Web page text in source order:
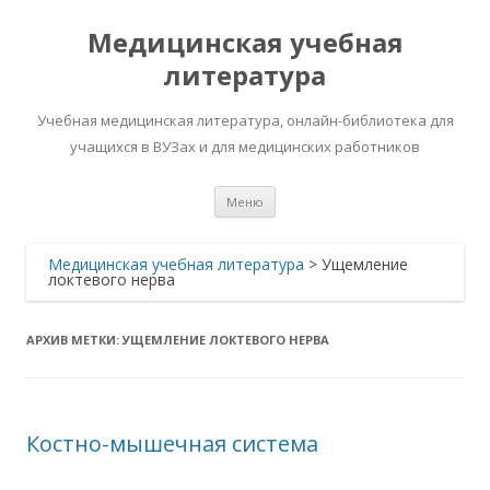
Медицинская учебная
литература
Учебная медицинская литература, онлайн-библиотека для
учащихся в ВУЗах и для медицинских работников
Меню
Медицинская учебная литература > Ущемление
локтевого нерва
АРХИВ МЕТКИ: УЩЕМЛЕНИЕ ЛОКТЕВОГО НЕРВА
Костно-мышечная система